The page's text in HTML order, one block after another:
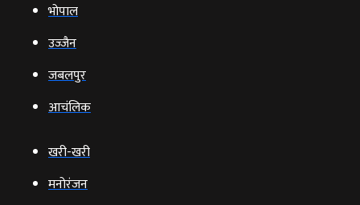
भोपाल
उज्‍जैन
जबलपुर
आचंलिक
खरी-खरी
मनोरंजन